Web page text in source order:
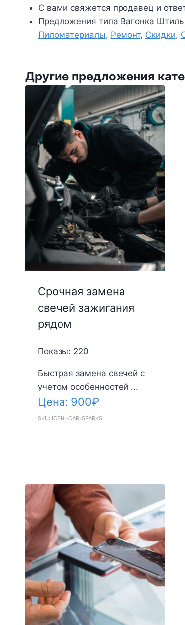
С вами свяжется продавец и
Предложения типа Вагонка
Пиломатериалы, Ремонт, Скидки,
Другие предложения
Срочная замена
свечей зажигания
рядом
Показы: 220
Быстрая замена свечей с
учетом особенностей ...
Цена: 900₽
SKU: ICENI-CAR-SPARKS